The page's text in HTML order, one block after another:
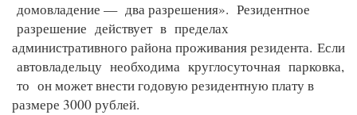
домовладение — два разрешения». Резидентное
разрешение действует в пределах
административного района проживания резидента. Если
автовладельцу необходима круглосуточная парковка,
то он может внести годовую резидентную плату в
размере 3000 рублей.